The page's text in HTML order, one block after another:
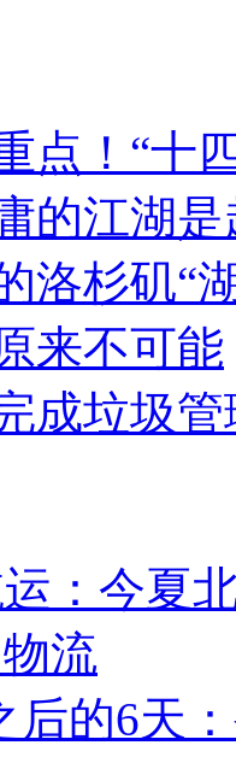
点！“十
的江湖
洛杉矶“
来不可能
成垃圾管
：今夏
流
后的6天